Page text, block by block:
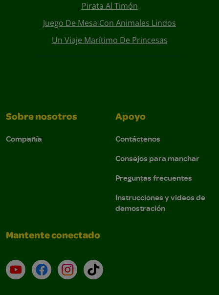
Pirata Al Timón
Juego De Mesa Con Animales Lindos
Un Viaje Marítimo De Princesas
Sobre nosotros
Compañía
Apoyo
Contáctenos
Consejos para manchar
Preguntas frecuentes
Instrucciones y videos de
demostración
Mantente conectado
YouTube (en inglés)
Facebook (en inglés)
Instagram (en inglés)
TikTok